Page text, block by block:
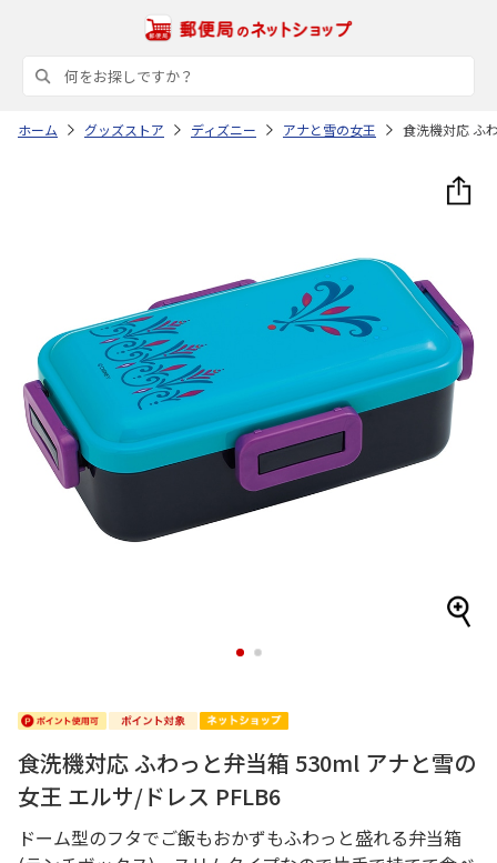
ホーム グッズストア ディズニー アナと雪の女王 食洗機対応 ふ
1 2
食洗機対応 ふわっと弁当箱 530ml アナと雪の
女王 エルサ/ドレス PFLB6
ドーム型のフタでご飯もおかずもふわっと盛れる弁当箱